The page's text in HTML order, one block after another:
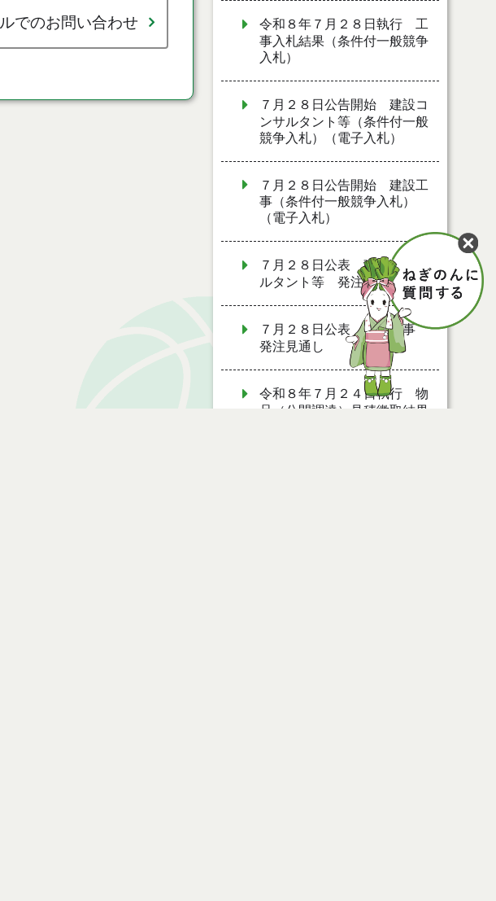
でのお問い合わせ
令和８年７月２８日執行 工
事入札結果（条件付一般競争
入札）
７月２８日公告開始 建設コ
ンサルタント等（条件付一般
競争入札）（電子入札）
７月２８日公告開始 建設工
事（条件付一般競争入札）
（電子入札）
７月２８日公表 建設コンサ
ルタント等 発注見通し
７月２８日公表 建設工事
発注見通し
令和８年７月２４日執行 物
品（公開調達）見積徴取結果